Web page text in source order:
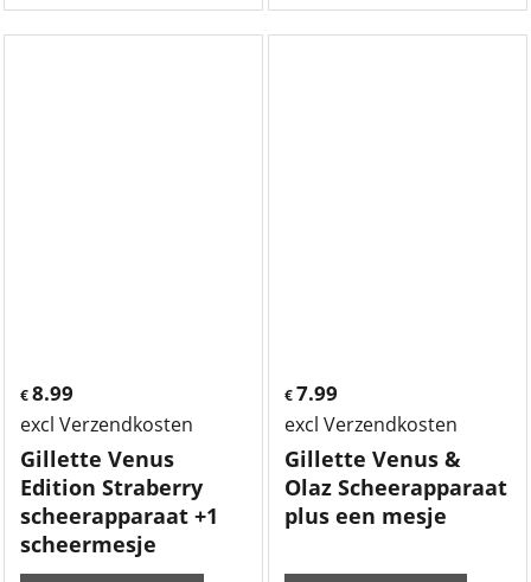
€ 8.99
excl Verzendkosten
Gillette Venus
Edition Straberry
scheerapparaat +1
scheermesje
€7.99
excl Verzendkosten
Gillette Venus &
Olaz Scheerapparaat
plus een mesje